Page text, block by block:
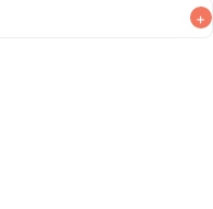
+
なるべくお早めにお召